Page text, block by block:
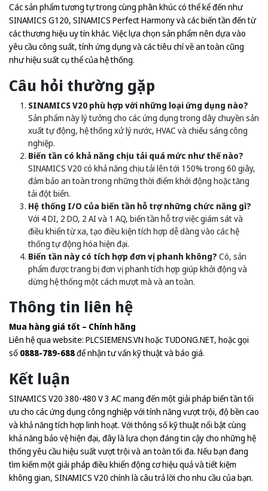
Các sản phẩm tương tự trong cùng phân khúc có thể kể đến như
SINAMICS G120, SINAMICS Perfect Harmony và các biến tần đến từ
các thương hiệu uy tín khác. Việc lựa chọn sản phẩm nên dựa vào
yêu cầu công suất, tính ứng dụng và các tiêu chí về an toàn cũng
như hiệu suất cụ thể của hệ thống.
Câu hỏi thường gặp
SINAMICS V20 phù hợp với những loại ứng dụng nào?
Sản phẩm này lý tưởng cho các ứng dụng trong dây chuyền sản
xuất tự động, hệ thống xử lý nước, HVAC và chiếu sáng công
nghiệp.
Biến tần có khả năng chịu tải quá mức như thế nào?
SINAMICS V20 có khả năng chịu tải lên tới 150% trong 60 giây,
đảm bảo an toàn trong những thời điểm khởi động hoặc tăng
tải đột biến.
Hệ thống I/O của biến tần hỗ trợ những chức năng gì?
Với 4 DI, 2 DO, 2 AI và 1 AQ, biến tần hỗ trợ việc giám sát và
điều khiển từ xa, tạo điều kiện tích hợp dễ dàng vào các hệ
thống tự động hóa hiện đại.
Biến tần này có tích hợp đơn vị phanh không? Có, sản
phẩm được trang bị đơn vị phanh tích hợp giúp khởi động và
dừng hệ thống một cách mượt mà và an toàn.
Thông tin liên hệ
Mua hàng giá tốt – Chính hãng
Liên hệ qua website: PLCSIEMENS.VN hoặc TUDONG.NET, hoặc gọi
số 0888-789-688để nhận tư vấn kỹ thuật và báo giá.
Kết luận
SINAMICS V20 380-480 V 3 AC mang đến một giải pháp biến tần tối
ưu cho các ứng dụng công nghiệp với tính năng vượt trội, độ bền cao
và khả năng tích hợp linh hoạt. Với thông số kỹ thuật nổi bật cùng
khả năng bảo vệ hiện đại, đây là lựa chọn đáng tin cậy cho những hệ
thống yêu cầu hiệu suất vượt trội và an toàn tối đa. Nếu bạn đang
tìm kiếm một giải pháp điều khiển động cơ hiệu quả và tiết kiệm
không gian, SINAMICS V20 chính là câu trả lời cho nhu cầu của bạn.